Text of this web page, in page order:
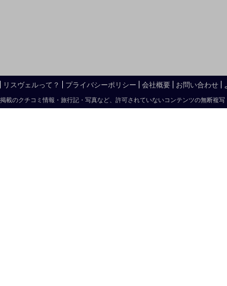
リスヴェルって？ プライバシーポリシー 会社概要 お問い合わせ
掲載のクチコミ情報・旅行記・写真など、許可されていないコンテンツの無断複